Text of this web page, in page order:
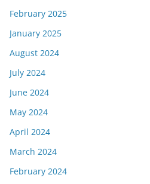
February 2025
January 2025
August 2024
July 2024
June 2024
May 2024
April 2024
March 2024
February 2024